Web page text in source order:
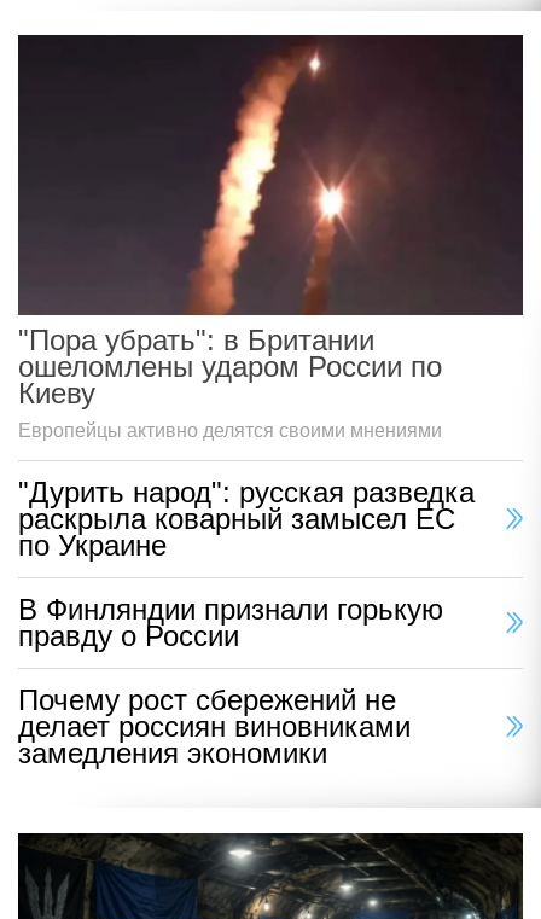
"Пора убрать": в Британии
ошеломлены ударом России по
Киеву
Европейцы активно делятся своими мнениями
"Дурить народ": русская разведка
раскрыла коварный замысел ЕС
по Украине
В Финляндии признали горькую
правду о России
Почему рост сбережений не
делает россиян виновниками
замедления экономики